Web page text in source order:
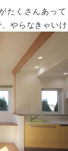
たくさんあっ
やらなきゃい